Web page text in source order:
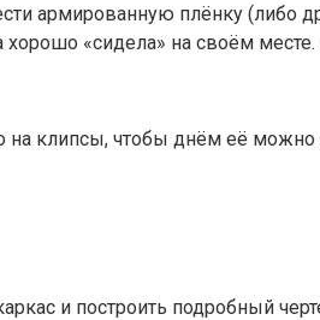
армированную плёнку (либо
хорошо «сидела» на своём
на клипсы, чтобы днём её
и построить подробный